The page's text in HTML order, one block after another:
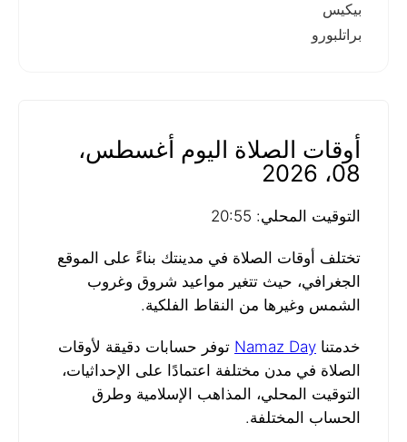
بيكيس
براتلبورو
أوقات الصلاة اليوم أغسطس،
08، 2026
التوقيت المحلي: 20:55
تختلف أوقات الصلاة في مدينتك بناءً على الموقع
الجغرافي، حيث تتغير مواعيد شروق وغروب
الشمس وغيرها من النقاط الفلكية.
خدمتنا Namaz Day توفر حسابات دقيقة لأوقات
الصلاة في مدن مختلفة اعتمادًا على الإحداثيات،
التوقيت المحلي، المذاهب الإسلامية وطرق
الحساب المختلفة.